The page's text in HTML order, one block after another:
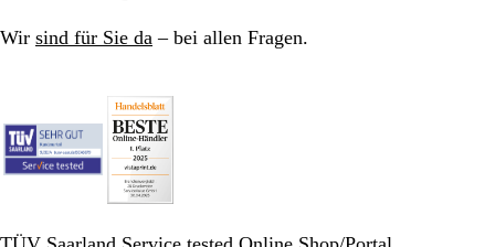
Wir sind für Sie da – bei allen Fragen.